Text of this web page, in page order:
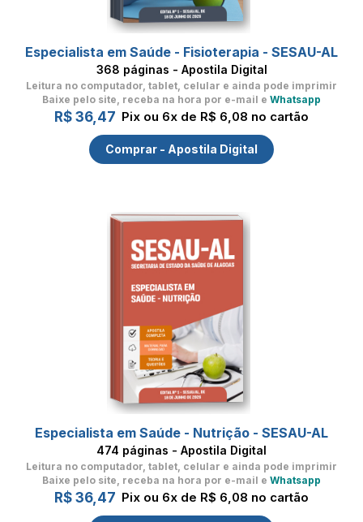
Especialista em Saúde - Fisioterapia - SESAU-AL
368 páginas - Apostila Digital
Leitura no computador, tablet, celular e ainda pode imprimir
Baixe pelo site, receba na hora por e-mail e Whatsapp
R$ 36,47 Pix ou 6x de R$ 6,08 no cartão
Comprar - Apostila Digital
Especialista em Saúde - Nutrição - SESAU-AL
474 páginas - Apostila Digital
Leitura no computador, tablet, celular e ainda pode imprimir
Baixe pelo site, receba na hora por e-mail e Whatsapp
R$ 36,47 Pix ou 6x de R$ 6,08 no cartão